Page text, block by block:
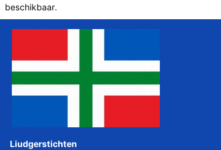
beschikbaar.
Liudgerstichten